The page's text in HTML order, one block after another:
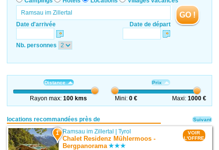
Date d'arrivée Date de départ
GO !
Nb. personnes
Distance
Rayon max:100 kms
Prix
Mini:0 € Maxi: 1000 €
locations recommandées près de
1 Ramsau im Zillertal |Tyrol
Chalet Residenz Mühlermoos -
Bergpanorama
VOIR
L'OFFRE
Suivant